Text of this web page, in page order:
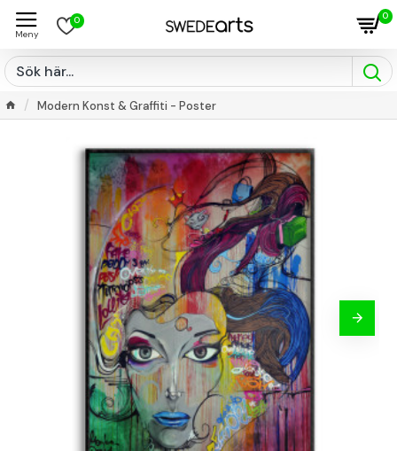
0 0
Modern Konst & Graffiti - Poster